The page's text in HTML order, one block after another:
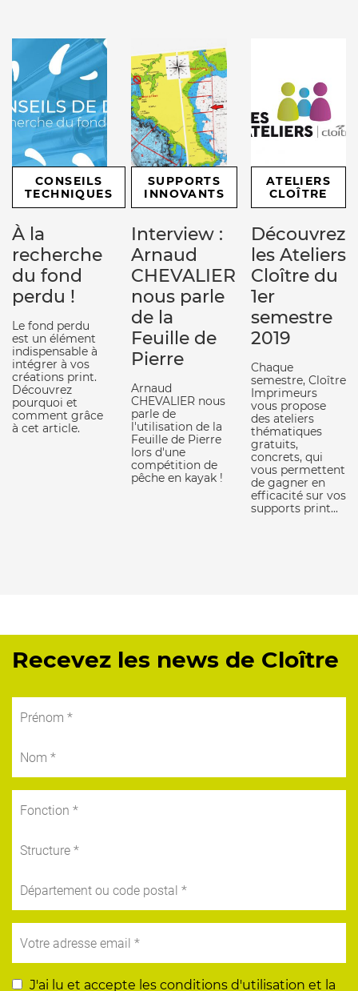
CONSEILS
TECHNIQUES
À la
recherche
du fond
perdu !
Le fond perdu
est un élément
indispensable à
intégrer à vos
créations print.
Découvrez
pourquoi et
comment grâce
à cet article.
SUPPORTS
INNOVANTS
Interview :
Arnaud
CHEVALIER
nous parle
de la
Feuille de
Pierre
Arnaud
CHEVALIER nous
parle de
l'utilisation de la
Feuille de Pierre
lors d'une
compétition de
pêche en kayak !
ATELIERS
CLOÎTRE
Découvrez
les Ateliers
Cloître du
1er
semestre
2019
Chaque
semestre, Cloître
Imprimeurs
vous propose
des ateliers
thématiques
gratuits,
concrets, qui
vous permettent
de gagner en
efficacité sur vos
supports print...
Recevez les news de Cloître
J'ai lu et accepte les conditions d'utilisation et la